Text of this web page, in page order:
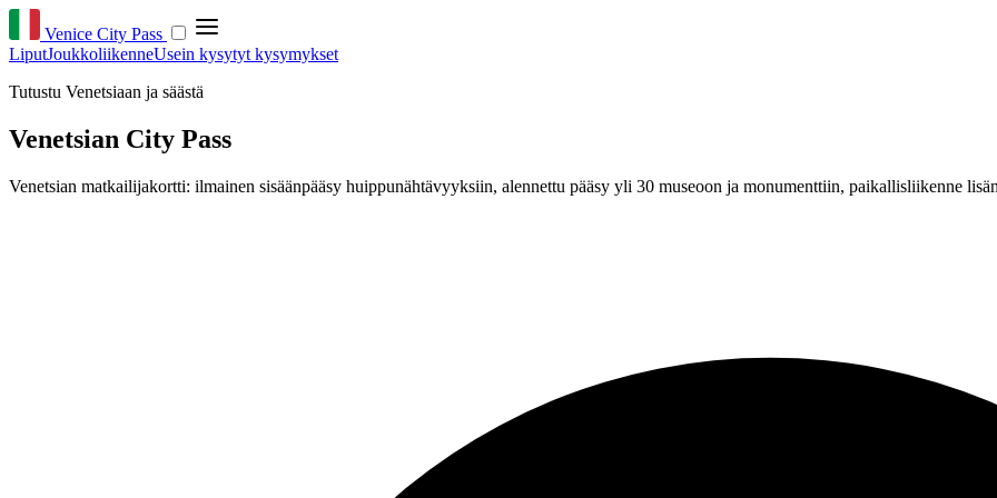
Venice City Pass
LiputJoukkoliikenneUsein kysytyt kysymykset
Tutustu Venetsiaan ja säästä
Venetsian City Pass
Venetsian matkailijakortti: ilmainen sisäänpääsy huippunähtävyyksiin, alennettu pääsy yli 30 museoon ja monumenttiin, paikallisliikenne